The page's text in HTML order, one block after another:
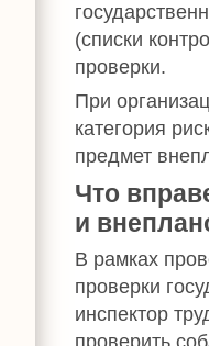
(списки
проверки.
При
категория
предмет
Что
и
В рамках
проверки
инспектор
проверить